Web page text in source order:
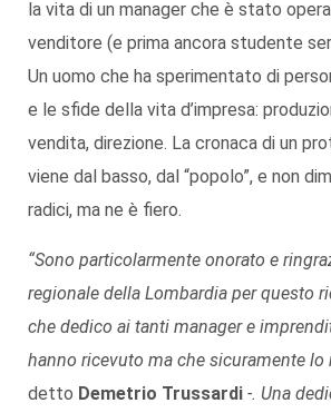
la vita di un manager che è stato
venditore (e prima ancora studente
Un uomo che ha sperimentato di
e le sfide della vita d’impresa:
vendita, direzione. La cronaca di un
viene dal basso, dal “popolo”, e non
radici, ma ne è fiero.
“Sono particolarmente onorato e
regionale della Lombardia per questo
che dedico ai tanti manager e
hanno ricevuto ma che sicuramente lo
detto Demetrio Trussardi -. Una